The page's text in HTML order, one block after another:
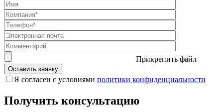
Прикрепить файл
Я согласен с условиями политики конфиденциальности
Получить консультацию